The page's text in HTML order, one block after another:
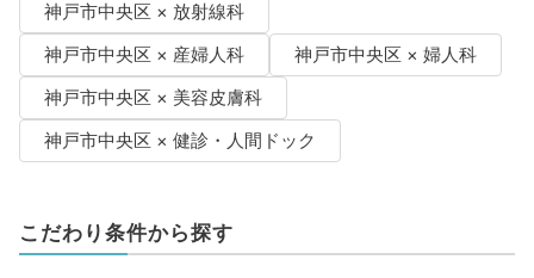
神戸市中央区 × 放射線科
神戸市中央区 × 産婦人科
神戸市中央区 × 婦人科
神戸市中央区 × 美容皮膚科
神戸市中央区 × 健診・人間ドック
こだわり条件から探す